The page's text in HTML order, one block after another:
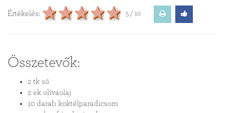
5 / 10
Értékelés: 5 csillagos
4 csillagos recept
3 csillagos recept
2 csillagos recept
1 csillagos recept
Összetevők:
2 tk só
2 ek olívaolaj
10 darab koktélparadicsom